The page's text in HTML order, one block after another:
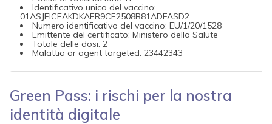
Identificativo unico del vaccino:
01ASJFICEAKDKAER9CF2508B81ADFASD2
Numero identificativo del vaccino: EU/1/20/1528
Emittente del certificato: Ministero della Salute
Totale delle dosi: 2
Malattia or agent targeted: 23442343
Green Pass: i rischi per la nostra
identità digitale